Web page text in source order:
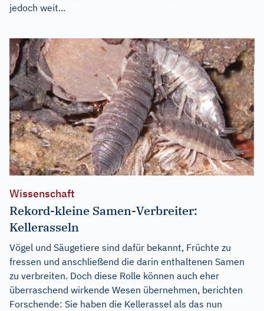
jedoch weit...
Wissenschaft
Rekord-kleine Samen-Verbreiter:
Kellerasseln
Vögel und Säugetiere sind dafür bekannt, Früchte zu
fressen und anschließend die darin enthaltenen Samen
zu verbreiten. Doch diese Rolle können auch eher
überraschend wirkende Wesen übernehmen, berichten
Forschende: Sie haben die Kellerassel als das nun